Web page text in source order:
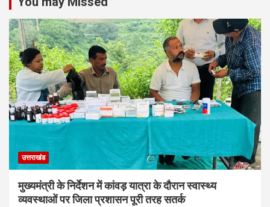
उत्तराखंड
मुख्यमंत्री के निर्देशन में कांवड़ यात्रा के दौरान स्वास्थ्य
व्यवस्थाओं पर जिला प्रशासन पूरी तरह सतर्क